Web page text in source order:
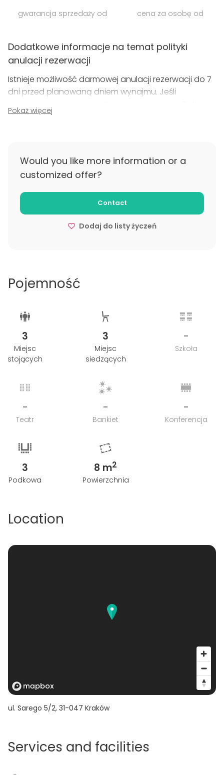
gwarancja sprzedaży od cena za osobę od
Dodatkowe informacje na temat polityki
anulacji rezerwacji
Istnieje możliwość darmowej anulacji rezerwacji do 7
dni przed planowaną dniem wynajmu. Jeśli
przed datą rozpoczęcia wynajmu zwracane jest 50%
Pokaż więcej
Would you like more information or a
customized offer?
Contact
Dodaj do listy życzeń
Pojemność
3
Miejsc
stojących
3
Miejsc
siedzących
-
Szkoła
-
Teatr
-
Bankiet
-
Konferencja
3
Podkowa
8 m2
Powierzchnia
Location
ul. Sarego 5/2, 31-047 Kraków
Services and facilities